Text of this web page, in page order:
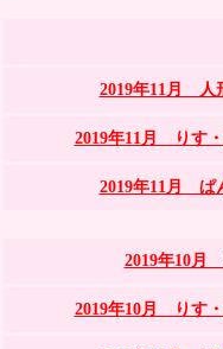
2019年11月 人
2019年11月 りす
2019年11月 ぱ
2019年10月
2019年10月 りす